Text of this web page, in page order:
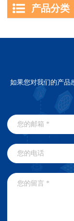
产品分类
如果您对我们的产品